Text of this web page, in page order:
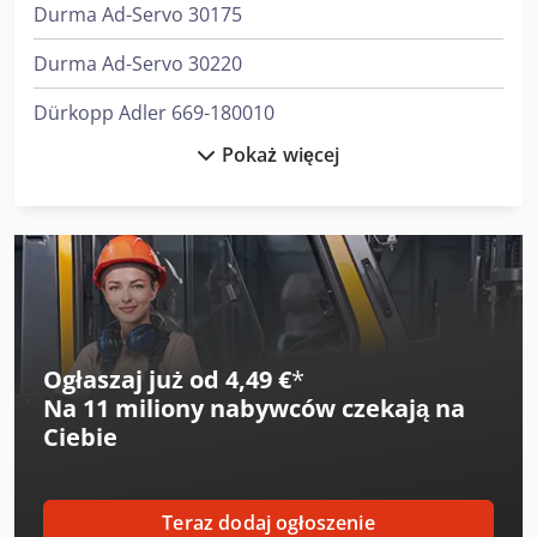
szycia dla firm
Durma Ad-Servo 30175
Durma Ad-Servo 30220
Dürkopp Adler 669-180010
Dürkopp Adler 867-190040
Dürkopp Adler 867-190322
Dürkopp Adler 867-190322-M
Dürkopp Adler 867-190342
Dürkopp Adler 867-190342-M
Dürkopp Adler 867-290322
Pokaż więcej
Ogłaszaj już od 4,49 €*
Na 11 miliony nabywców czekają na
Ciebie
Teraz dodaj ogłoszenie